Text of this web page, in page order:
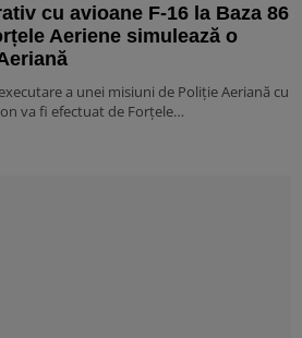
cu avioane F-16 la Baza 86
Aeriene simulează o
a unei misiuni de Poliție Aeriană cu
va fi efectuat de Forțele…